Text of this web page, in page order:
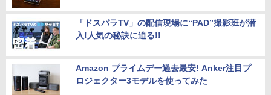
「ドスパラTV」の配信現場に“PAD”撮影班が潜
入!人気の秘訣に迫る!!
Amazon プライムデー過去最安! Anker注目プ
ロジェクター3モデルを使ってみた